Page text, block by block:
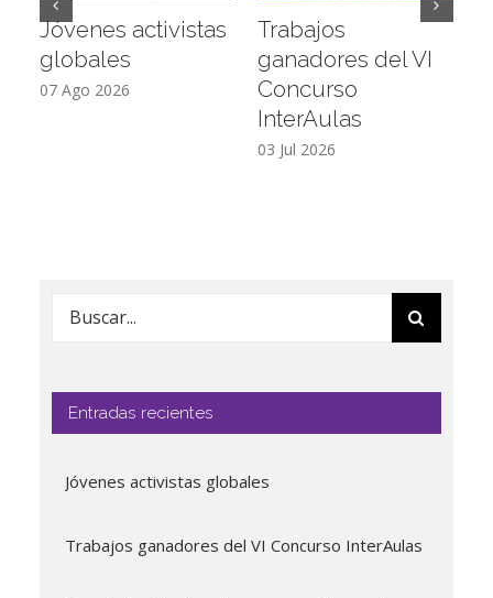
Jóvenes activistas
globales
07 Ago 2026
Trabajos
ganadores del VI
Concurso
InterAulas
03 Jul 2026
Buscar:
Entradas recientes
Jóvenes activistas globales
Trabajos ganadores del VI Concurso InterAulas